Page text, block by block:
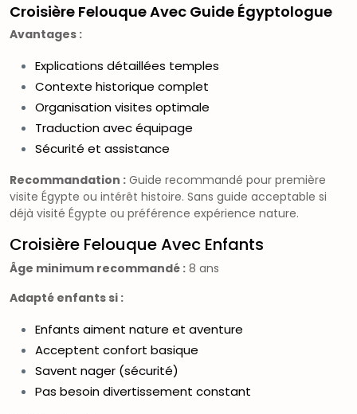
Croisière Felouque Avec Guide Égyptologue
Avantages :
Explications détaillées temples
Contexte historique complet
Organisation visites optimale
Traduction avec équipage
Sécurité et assistance
Recommandation : Guide recommandé pour première
visite Égypte ou intérêt histoire. Sans guide acceptable si
déjà visité Égypte ou préférence expérience nature.
Croisière Felouque Avec Enfants
Âge minimum recommandé : 8 ans
Adapté enfants si :
Enfants aiment nature et aventure
Acceptent confort basique
Savent nager (sécurité)
Pas besoin divertissement constant